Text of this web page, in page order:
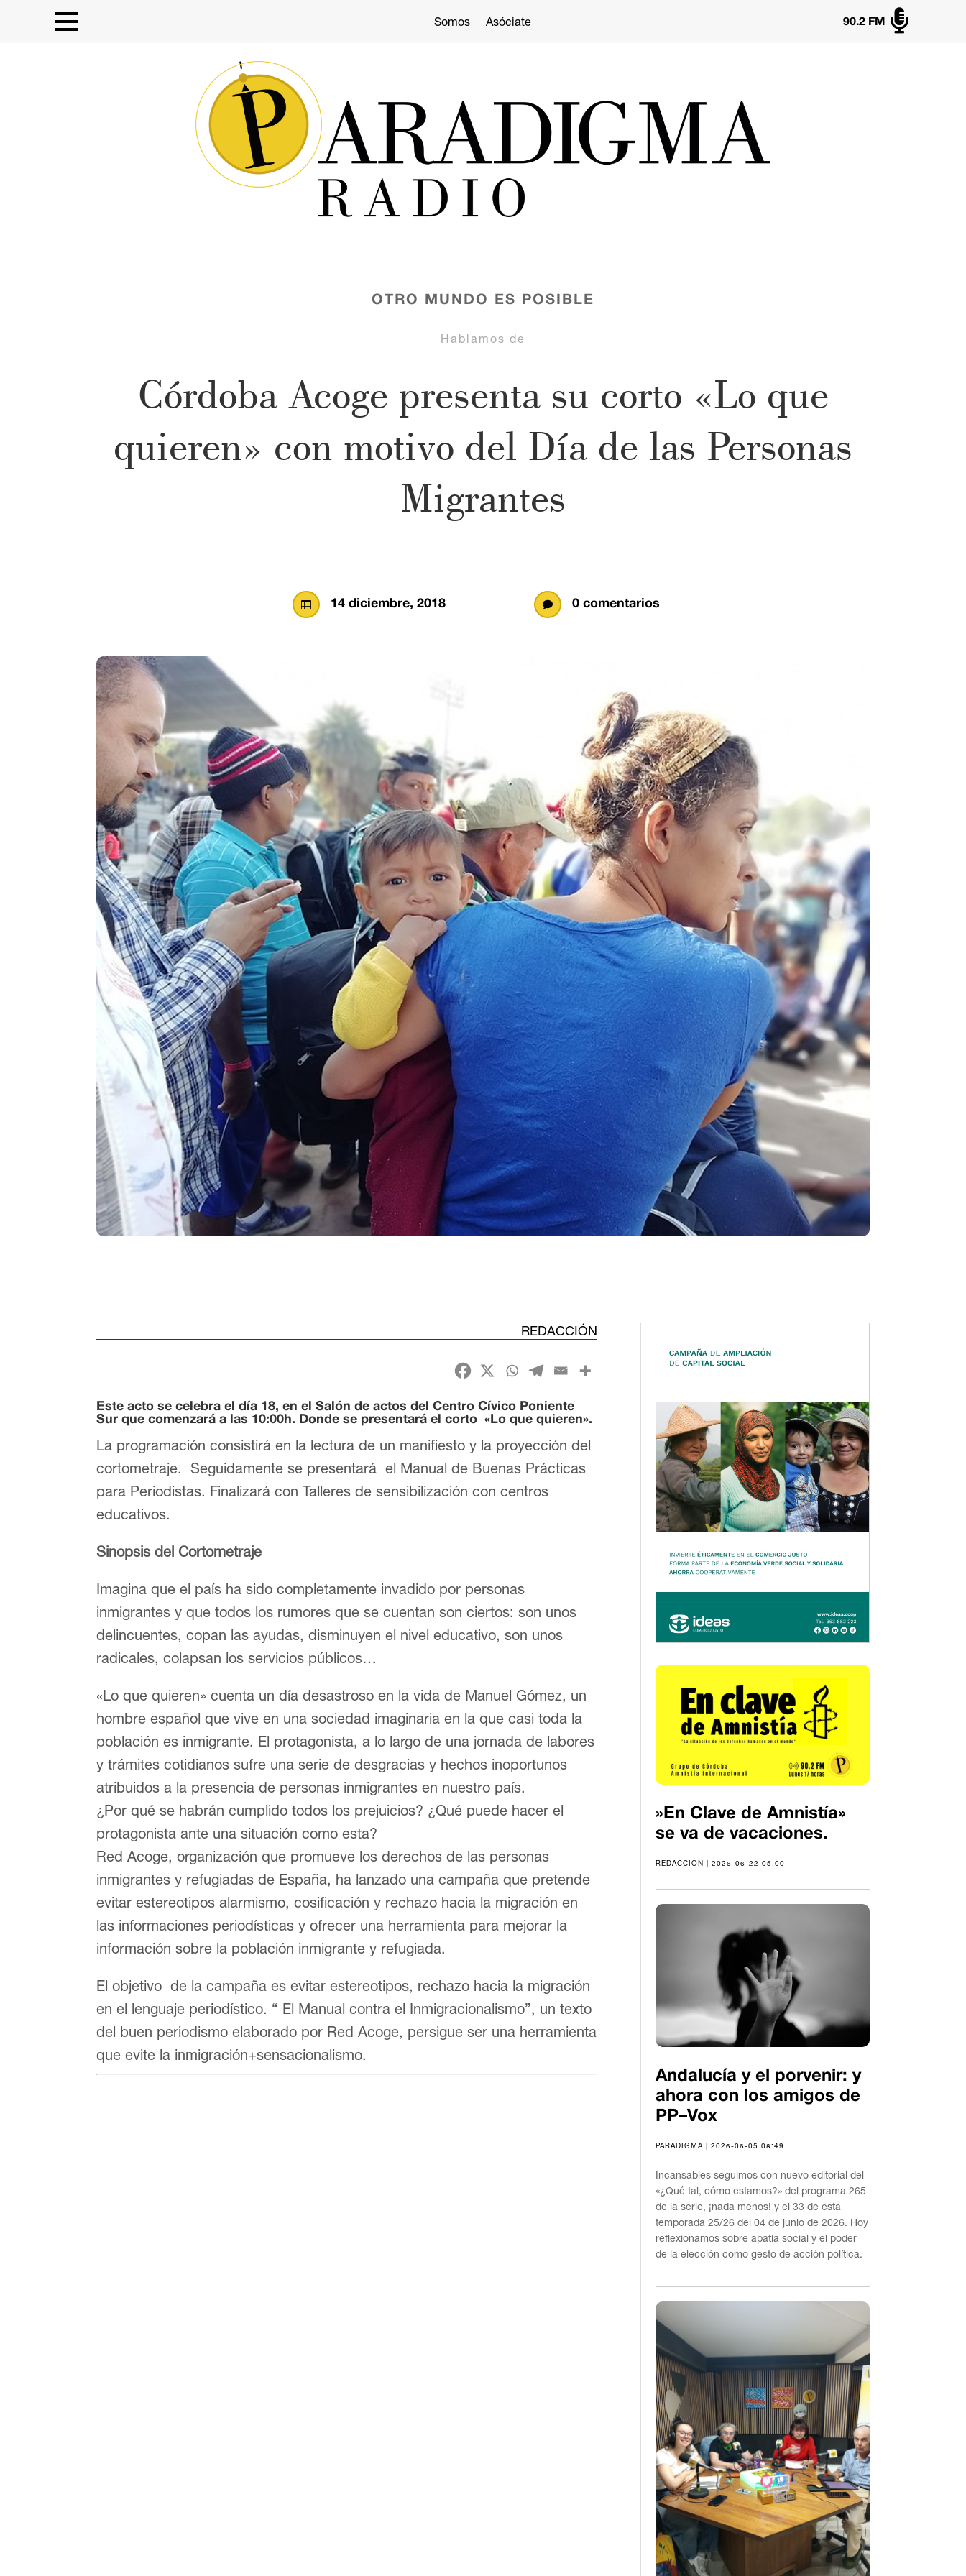
Somos Asóciate 
90.2 FM
OTRO MUNDO ES POSIBLE
Hablamos de
Córdoba Acoge presenta su corto «Lo que
quieren» con motivo del Día de las Personas
Migrantes
 14 diciembre, 2018  0 comentarios
REDACCIÓN
Este acto se celebra el día 18, en el Salón de actos del Centro Cívico Poniente
Sur que comenzará a las 10:00h. Donde se presentará el corto «Lo que quieren».
La programación consistirá en la lectura de un manifiesto y la proyección del
cortometraje. Seguidamente se presentará el Manual de Buenas Prácticas
para Periodistas. Finalizará con Talleres de sensibilización con centros
educativos.
Sinopsis del Cortometraje
Imagina que el país ha sido completamente invadido por personas
inmigrantes y que todos los rumores que se cuentan son ciertos: son unos
delincuentes, copan las ayudas, disminuyen el nivel educativo, son unos
radicales, colapsan los servicios públicos…
«Lo que quieren» cuenta un día desastroso en la vida de Manuel Gómez, un
hombre español que vive en una sociedad imaginaria en la que casi toda la
población es inmigrante. El protagonista, a lo largo de una jornada de labores
y trámites cotidianos sufre una serie de desgracias y hechos inoportunos
atribuidos a la presencia de personas inmigrantes en nuestro país.
¿Por qué se habrán cumplido todos los prejuicios? ¿Qué puede hacer el
protagonista ante una situación como esta?
Red Acoge, organización que promueve los derechos de las personas
inmigrantes y refugiadas de España, ha lanzado una campaña que pretende
evitar estereotipos alarmismo, cosificación y rechazo hacia la migración en
las informaciones periodísticas y ofrecer una herramienta para mejorar la
información sobre la población inmigrante y refugiada.
El objetivo de la campaña es evitar estereotipos, rechazo hacia la migración
en el lenguaje periodístico. “ El Manual contra el Inmigracionalismo”, un texto
del buen periodismo elaborado por Red Acoge, persigue ser una herramienta
que evite la inmigración+sensacionalismo.
»En Clave de Amnistía»
se va de vacaciones.
REDACCIÓN | 2026-06-22 05:00
Andalucía y el porvenir: y
ahora con los amigos de
PP–Vox
PARADIGMA | 2026-06-05 08:49
Incansables seguimos con nuevo editorial del
«¿Qué tal, cómo estamos?» del programa 265
de la serie, ¡nada menos! y el 33 de esta
temporada 25/26 del 04 de junio de 2026. Hoy
reflexionamos sobre apatía social y el poder
de la elección como gesto de acción política.